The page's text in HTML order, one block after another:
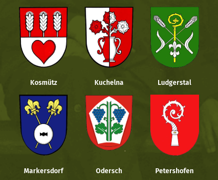
Kosmütz Kuchelna Ludgerstal
Markersdorf Odersch Petershofen